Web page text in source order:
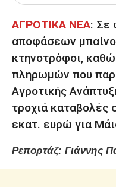
ΑΓΡΟΤΙΚΑ ΝΕΑ: Σε
αποφάσεων
κτηνοτρόφοι,
πληρωμών που
Αγροτικής
τροχιά καταβολές
εκατ. ευρώ για
Ρεπορτάζ: Γιάννης